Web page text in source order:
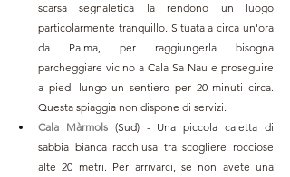
scarsa segnaletica la rendono un luogo
particolarmente tranquillo. Situata a circa un'ora
da Palma, per raggiungerla bisogna
parcheggiare vicino a Cala Sa Nau e proseguire
a piedi lungo un sentiero per 20 minuti circa.
Questa spiaggia non dispone di servizi.
Cala Màrmols (Sud) - Una piccola caletta di
sabbia bianca racchiusa tra scogliere rocciose
alte 20 metri. Per arrivarci, se non avete una